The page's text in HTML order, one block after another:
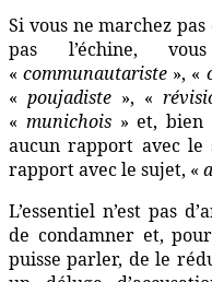
Si vous ne marchez
pas l’échine,
«communautariste », «
« poujadiste », «
« munichois» et, bien
aucun rapport avec le
rapport avec le sujet, «
L’essentiel n’est pas
de condamner et,
puisse parler, de le